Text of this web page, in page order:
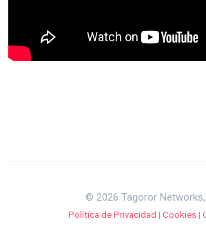
© 2026 Tagoror Networks,
Política de Privacidad | Cookies|